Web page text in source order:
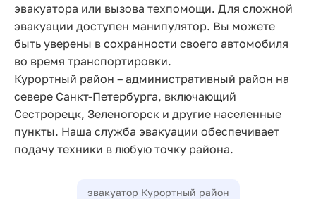
эвакуатора или вызова техпомощи. Для сложной
эвакуации доступен манипулятор. Вы можете
быть уверены в сохранности своего автомобиля
во время транспортировки.
Курортный район – административный район на
севере Санкт-Петербурга, включающий
Сестрорецк, Зеленогорск и другие населенные
пункты. Наша служба эвакуации обеспечивает
подачу техники в любую точку района.
эвакуатор Курортный район